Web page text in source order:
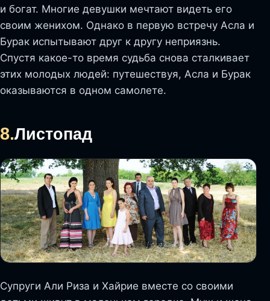
и богат. Многие девушки мечтают видеть его
своим женихом. Однако в первую встречу Асла и
Бурак испытывают друг к другу неприязнь.
Спустя какое-то время судьба снова сталкивает
этих молодых людей: путешествуя, Асла и Бурак
оказываются в одном самолете.
8.Листопад
Супруги Али Риза и Хайрие вместе со своими